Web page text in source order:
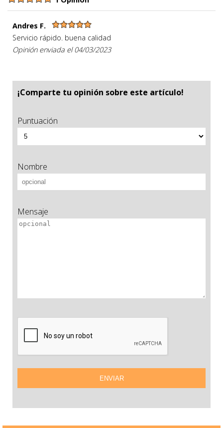
Andres F.
Servicio rápido. buena calidad
Opinión enviada el 04/03/2023
¡Comparte tu opinión sobre este artículo!
Puntuación
Nombre
Mensaje